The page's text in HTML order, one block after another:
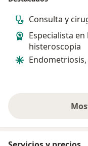
Consulta y
Especialista
histeroscopia